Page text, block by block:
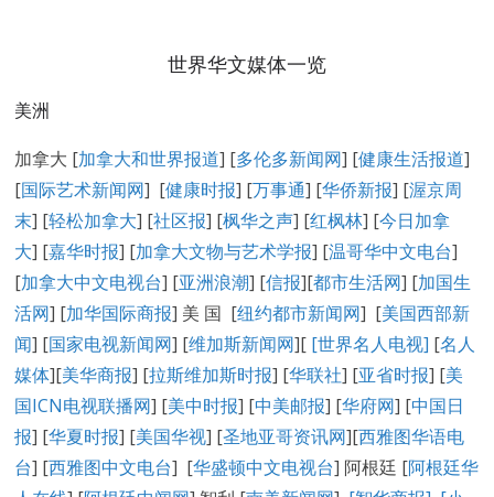
世界华文媒体一览
美洲
加拿大 [加拿大和世界报道] [多伦多新闻网] [健康生活报道]
[国际艺术新闻网] [健康时报] [万事通] [华侨新报] [渥京周
末] [轻松加拿大] [社区报] [枫华之声] [红枫林] [今日加拿
大] [嘉华时报] [加拿大文物与艺术学报] [温哥华中文电台]
[加拿大中文电视台] [亚洲浪潮] [信报][都市生活网] [加国生
活网] [加华国际商报] 美 国 [纽约都市新闻网] [美国西部新
闻] [国家电视新闻网] [维加斯新闻网][ [世界名人电视] [名人
媒体][美华商报] [拉斯维加斯时报] [华联社] [亚省时报] [美
国ICN电视联播网] [美中时报] [中美邮报] [华府网] [中国日
报] [华夏时报] [美国华视] [圣地亚哥资讯网][西雅图华语电
台] [西雅图中文电台] [华盛顿中文电视台] 阿根廷 [阿根廷华